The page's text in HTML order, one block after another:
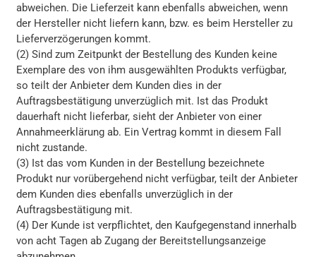
abweichen. Die Lieferzeit kann ebenfalls abweichen, wenn
der Hersteller nicht liefern kann, bzw. es beim Hersteller zu
Lieferverzögerungen kommt.
(2) Sind zum Zeitpunkt der Bestellung des Kunden keine
Exemplare des von ihm ausgewählten Produkts verfügbar,
so teilt der Anbieter dem Kunden dies in der
Auftragsbestätigung unverzüglich mit. Ist das Produkt
dauerhaft nicht lieferbar, sieht der Anbieter von einer
Annahmeerklärung ab. Ein Vertrag kommt in diesem Fall
nicht zustande.
(3) Ist das vom Kunden in der Bestellung bezeichnete
Produkt nur vorübergehend nicht verfügbar, teilt der Anbieter
dem Kunden dies ebenfalls unverzüglich in der
Auftragsbestätigung mit.
(4) Der Kunde ist verpflichtet, den Kaufgegenstand innerhalb
von acht Tagen ab Zugang der Bereitstellungsanzeige